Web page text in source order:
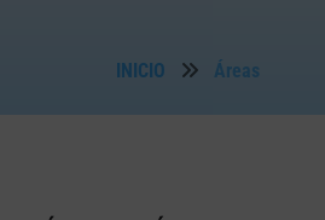
INICIO Áreas